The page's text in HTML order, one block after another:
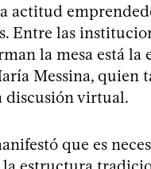
actitud
Entre las
la mesa está la
Messina, quien
discusión virtual.
que es